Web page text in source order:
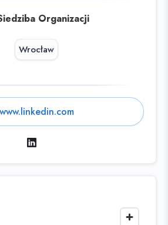
Organizacji
Wrocław
www.linkedin.com